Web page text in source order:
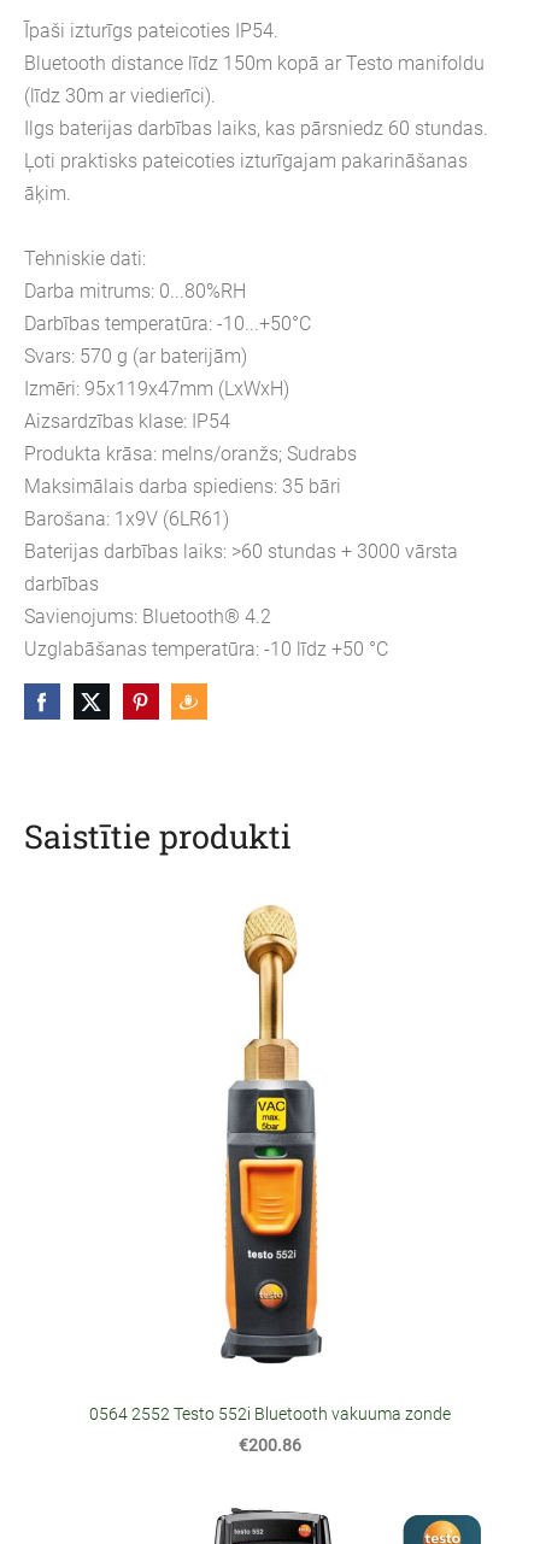
Īpaši izturīgs pateicoties IP54.
Bluetooth distance līdz 150m kopā ar Testo manifoldu
(līdz 30m ar viedierīci).
Ilgs baterijas darbības laiks, kas pārsniedz 60 stundas.
Ļoti praktisks pateicoties izturīgajam pakarināšanas
āķim.
Tehniskie dati:
Darba mitrums: 0...80%RH
Darbības temperatūra: -10...+50°C
Svars: 570 g (ar baterijām)
Izmēri: 95x119x47mm (LxWxH)
Aizsardzības klase: IP54
Produkta krāsa: melns/oranžs; Sudrabs
Maksimālais darba spiediens: 35 bāri
Barošana: 1x9V (6LR61)
Baterijas darbības laiks: >60 stundas + 3000 vārsta
darbības
Savienojums: Bluetooth® 4.2
Uzglabāšanas temperatūra: -10 līdz +50 °C
Saistītie produkti
0564 2552 Testo 552i Bluetooth vakuuma zonde
€200.86